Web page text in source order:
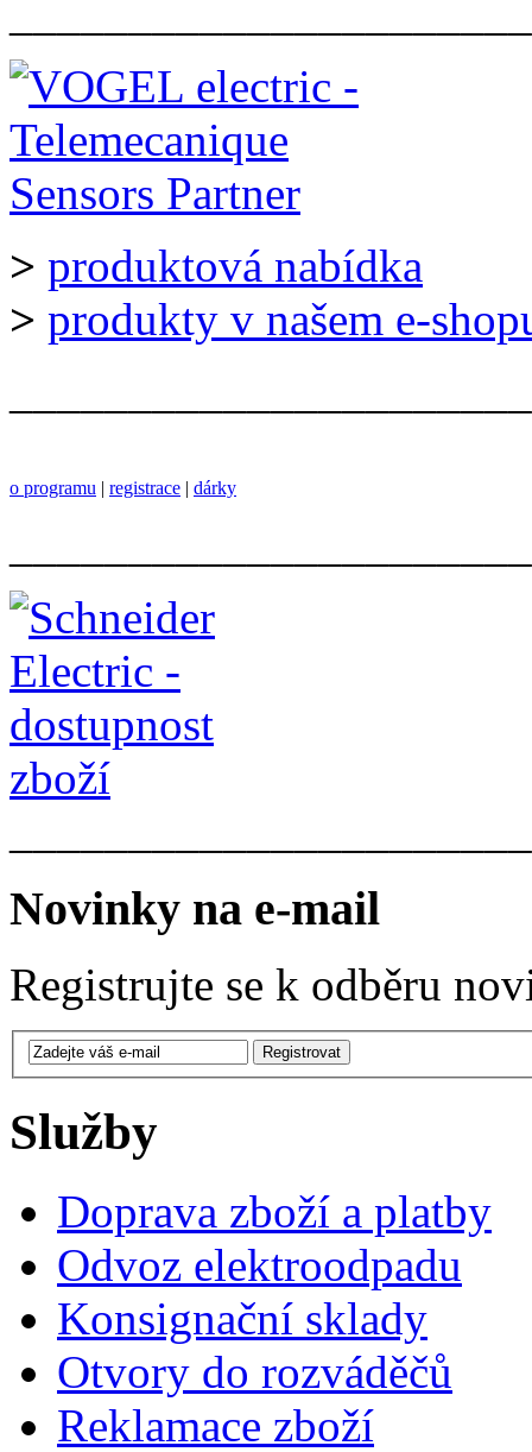
> produktová nabídka
> produkty v našem e-
o programu | registrace | dárky
Novinky na e-mail
Registrujte se k odběru
Služby
Doprava zboží a platby
Odvoz elektroodpadu
Konsignační sklady
Otvory do rozváděčů
Reklamace zboží